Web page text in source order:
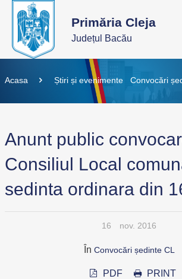
Primăria Cleja
Județul Bacău
Acasa Știri și evenimente Convocări
Anunt public
Consiliul Local
sedinta ordinara din
16 nov. 2016
În Convocări ședinte CL
PDF PRINT